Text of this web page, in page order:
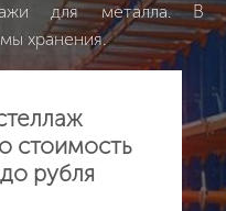
для металла. В
хранения.
стоимость
рубля